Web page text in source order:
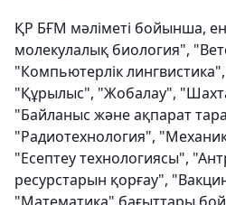
​ҚР БҒМ мәліметі бойынша,
молекулалық биология",
"Компьютерлік
"Құрылыс", "Жобалау",
"Байланыс және ақпарат
"Радиотехнология",
"Есептеу технологиясы",
ресурстарын қорғау",